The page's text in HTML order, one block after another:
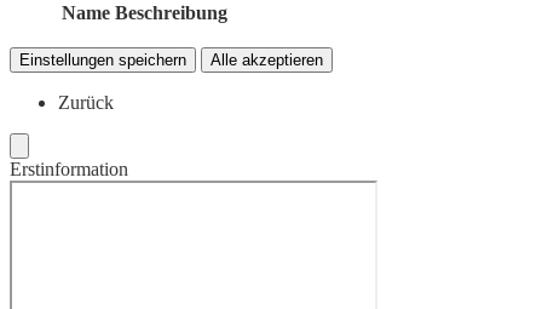
Name Beschreibung
Einstellungen speichern Alle akzeptieren
Zurück
Erstinformation